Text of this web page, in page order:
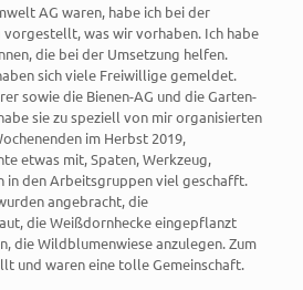
AG waren, habe ich bei der
was wir vorhaben. Ich habe
die bei der Umsetzung helfen.
sich viele Freiwillige gemeldet.
sowie die Bienen-AG und die Garten-
sie zu speziell von mir organisierten
im Herbst 2019,
etwas mit, Spaten, Werkzeug,
in den Arbeitsgruppen viel geschafft.
angebracht, die
die Weißdornhecke eingepflanzt
die Wildblumenwiese anzulegen. Zum
und waren eine tolle Gemeinschaft.